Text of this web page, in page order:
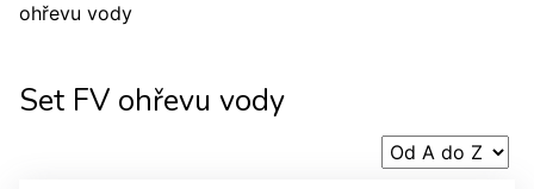
ohřevu vody
Set FV ohřevu vody